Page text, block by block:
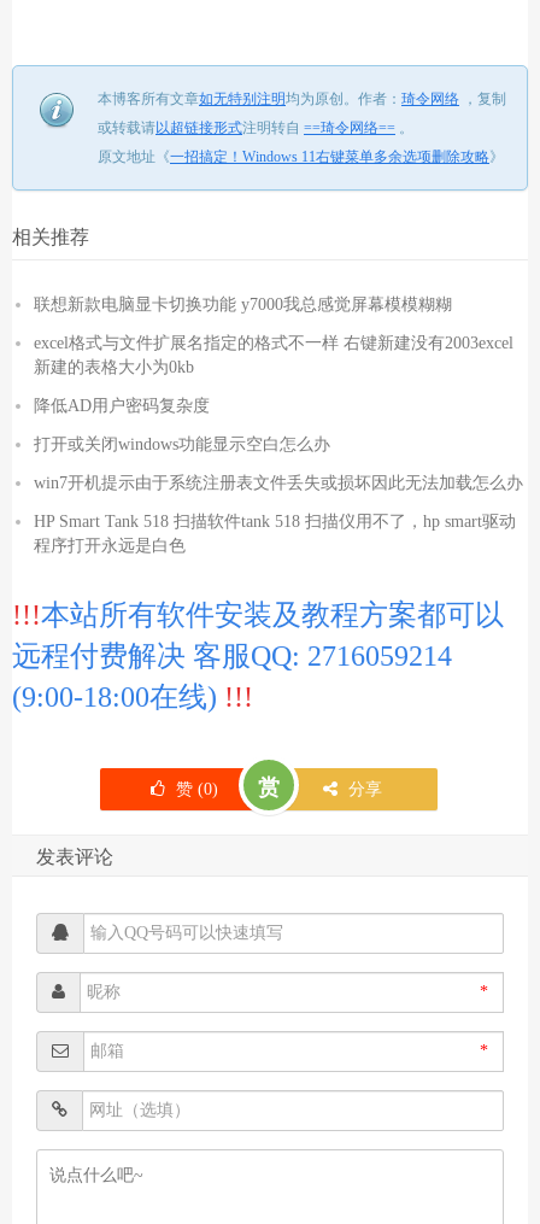
本博客所有文章如无特别注明均为原创。 作者： 琦令网络 ， 复制
或转载请以超链接形式注明转自 ==琦令网络== 。
原文地址《一招搞定！Windows 11右键菜单多余选项删除攻略》
相关推荐
联想新款电脑显卡切换功能 y7000我总感觉屏幕模模糊糊
excel格式与文件扩展名指定的格式不一样 右键新建没有2003excel
新建的表格大小为0kb
降低AD用户密码复杂度
打开或关闭windows功能显示空白怎么办
win7开机提示由于系统注册表文件丢失或损坏因此无法加载怎么办
HP Smart Tank 518 扫描软件tank 518 扫描仪用不了，hp smart驱动
程序打开永远是白色
!!!本站所有软件安装及教程方案都可以
远程付费解决 客服QQ: 2716059214
(9:00-18:00在线) !!!
赞 (0) 赏 分享
发表评论
*
*